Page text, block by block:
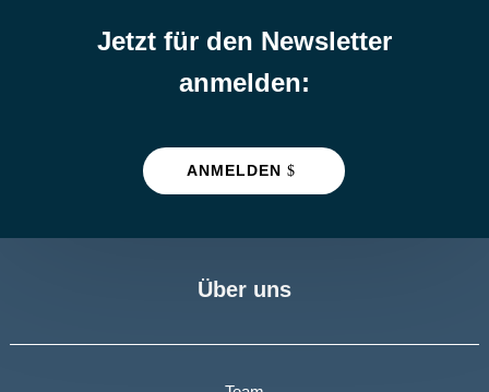
Jetzt für den Newsletter
anmelden:
ANMELDEN
Über uns